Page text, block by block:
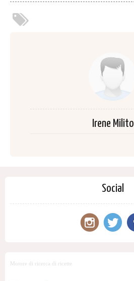
Irene Milito
Social
Motore di ricerca di ricette